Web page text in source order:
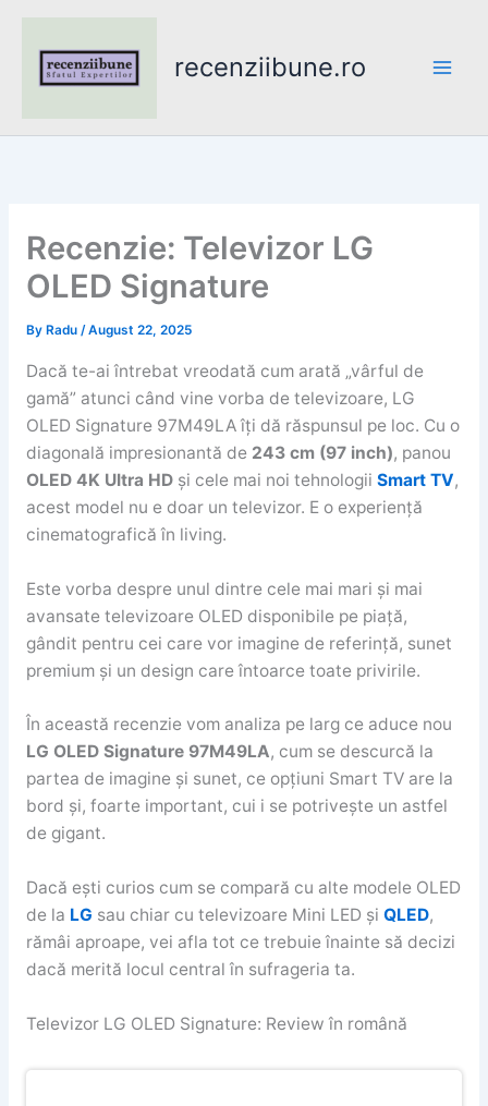
content
recenziibune.ro
Recenzie: Televizor LG
OLED Signature
By Radu /August 22, 2025
Dacă te-ai întrebat vreodată cum arată „vârful de
gamă” atunci când vine vorba de televizoare, LG
OLED Signature 97M49LA îți dă răspunsul pe loc. Cu o
diagonală impresionantă de 243 cm (97 inch), panou
OLED 4K Ultra HDși cele mai noi tehnologii Smart TV,
acest model nu e doar un televizor. E o experiență
cinematografică în living.
Este vorba despre unul dintre cele mai mari și mai
avansate televizoare OLED disponibile pe piață,
gândit pentru cei care vor imagine de referință, sunet
premium și un design care întoarce toate privirile.
În această recenzie vom analiza pe larg ce aduce nou
LG OLED Signature 97M49LA, cum se descurcă la
partea de imagine și sunet, ce opțiuni Smart TV are la
bord și, foarte important, cui i se potrivește un astfel
de gigant.
Dacă ești curios cum se compară cu alte modele OLED
de la LG sau chiar cu televizoare Mini LED și QLED,
rămâi aproape, vei afla tot ce trebuie înainte să decizi
dacă merită locul central în sufrageria ta.
Televizor LG OLED Signature: Review în română